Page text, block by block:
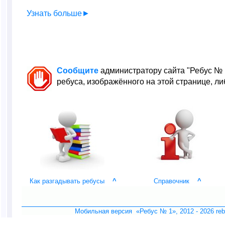
Узнать больше►
Сообщите администратору сайта "Ребус №
ребуса, изображённого на этой странице,
Как разгадывать ребусы ^ Справочник ^
Мобильная версия «Ребус № 1», 2012 - 2026